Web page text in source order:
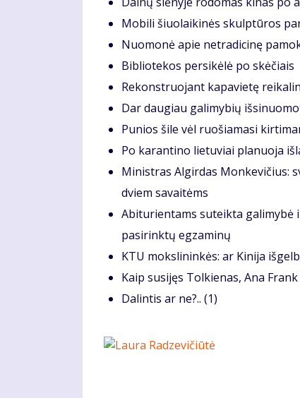
Mo­bi­li šiuo­lai­ki­nės skulp­tū­ros
Nuo­mo­nė apie ne­tra­di­ci­nę
Bib­lio­te­kos per­si­kė­lė po skė­čiais
Re­konst­ruo­jant ka­pa­vie­tę
Dar dau­giau ga­li­my­bių
Pu­nios ši­le vėl ruo­šia­ma­si
Po ka­ran­ti­no lie­tu­viai pla­nuo­ja
Ministras Algirdas Monkevičius:
dviem savaitėms
Abiturientams suteikta galimybė
pasirinktų egzaminų
KTU moks­li­nin­kės: ar Ki­ni­ja
Kaip su­si­jęs Tol­kie­nas, Ana
Da­lin­tis ar ne?.. (1)